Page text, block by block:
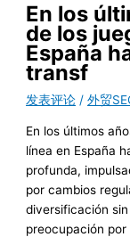
En los
de los
España
transf
发表评论 /外贸
En los últimos
línea en España
profunda,
por cambios
diversificación
preocupación